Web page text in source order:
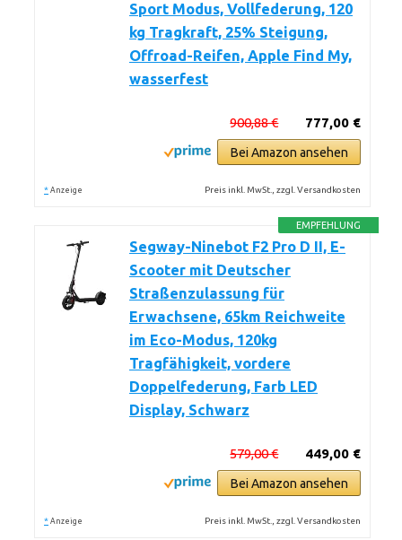
Sport Modus, Vollfederung, 120
kg Tragkraft, 25% Steigung,
Offroad-Reifen, Apple Find My,
wasserfest
777,00 €
900,88 €
Bei Amazon ansehen
* Anzeige Preis inkl. MwSt., zzgl. Versandkosten
EMPFEHLUNG
Segway-Ninebot F2 Pro D II, E-
Scooter mit Deutscher
Straßenzulassung für
Erwachsene, 65km Reichweite
im Eco-Modus, 120kg
Tragfähigkeit, vordere
Doppelfederung, Farb LED
Display, Schwarz
449,00 €
579,00 €
Bei Amazon ansehen
* Anzeige Preis inkl. MwSt., zzgl. Versandkosten